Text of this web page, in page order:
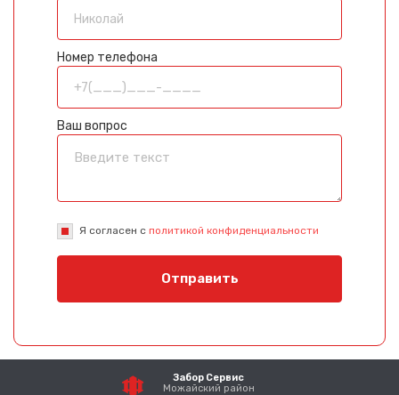
Номер телефона
Ваш вопрос
Я согласен с политикой конфиденциальности
Отправить
Забор Сервис
Можайский район